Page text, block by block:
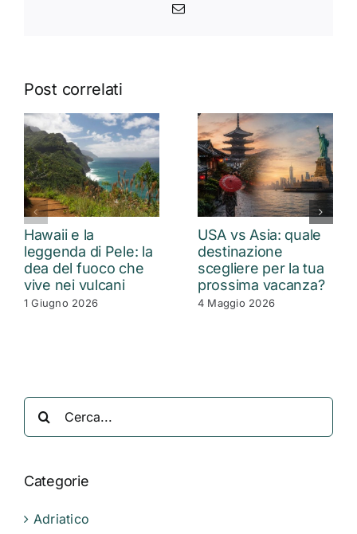
Email
Post correlati
Hawaii e la
leggenda di Pele: la
dea del fuoco che
vive nei vulcani
1 Giugno 2026
USA vs Asia: quale
destinazione
scegliere per la tua
prossima vacanza?
4 Maggio 2026
Cerca
per:
Categorie
Adriatico